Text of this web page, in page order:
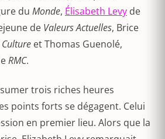
du Monde, Élisabeth Levy de
de Valeurs Actuelles, Brice
et Thomas Guenolé,
RMC.
trois riches heures
points forts se dégagent. Celui
en premier lieu. Alors que la